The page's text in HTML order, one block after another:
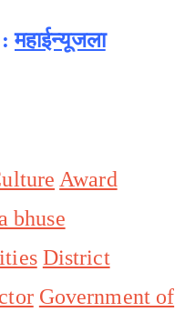
:महाईन्यूजला
Award
bhuse
District
Government of